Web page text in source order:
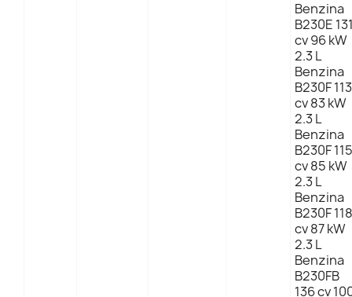
Benzina
B230E
cv 96 kW
2.3 L
Benzina
B230F 113
cv 83 kW
2.3 L
Benzina
B230F 115
cv 85 kW
2.3 L
Benzina
B230F 118
cv 87 kW
2.3 L
Benzina
B230FB
136 cv